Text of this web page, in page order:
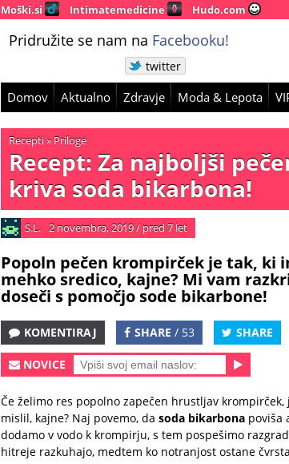
Moški.si Intimatemedicine Hudo.com
Pridružite se nam na Facebooku!
twitter
Domov Aktualno Zdravje Moda & Lepota
Recepti» Priloge
Recept: Za najboljši
kriva soda bikarbona!
S.L. 2 novembra, 2019/ pred 7 let
Popoln pečen krompirček je tak, ki
mehko sredico, kajne? Mi vam
doseči s pomočjo sode bikarbone!
KOMENTIRAJ SHARE / 53 SHARE
NOVICE
Če želimo res popolno zapečen hrustljav
mislil, kajne? Naj povemo, da soda bikarbona poviša
dodamo v vodo k krompirju, s tem pospešimo
hitreje razkuhajo, medtem ko notranjost ostane